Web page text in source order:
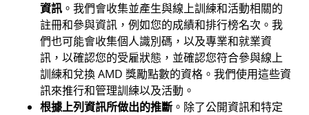
資訊 。我們會收集並產生與線上訓練和活動相關的
註冊和參與資訊，例如您的成績和排行榜名次。我
們也可能會收集個人識別碼，以及專業和就業資
訊，以確認您的受雇狀態，並確認您符合參與線上
訓練和兌換 AMD 獎勵點數的資格。我們使用這些資
訊來推行和管理訓練以及活動。
根據上列資訊所做出的推斷 。除了公開資訊和特定